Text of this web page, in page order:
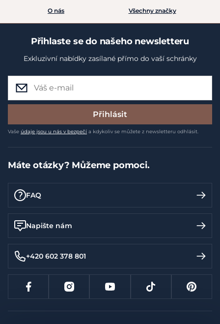
O nás Všechny značky
Přihlaste se do našeho newsletteru
Exkluzivní nabídky zasílané přímo do vaší schránky
Přihlásit
Vaše údaje jsou u nás v bezpečí a kdykoliv se můžete z newsletteru odhlásit.
Máte otázky? Můžeme pomoci.
FAQ
Napište nám
+420 602 378 801